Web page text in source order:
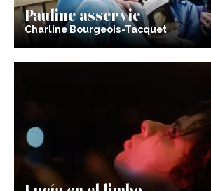
Pauline asservie
Charline Bourgeois-Tacquet
Lucía en el limbo